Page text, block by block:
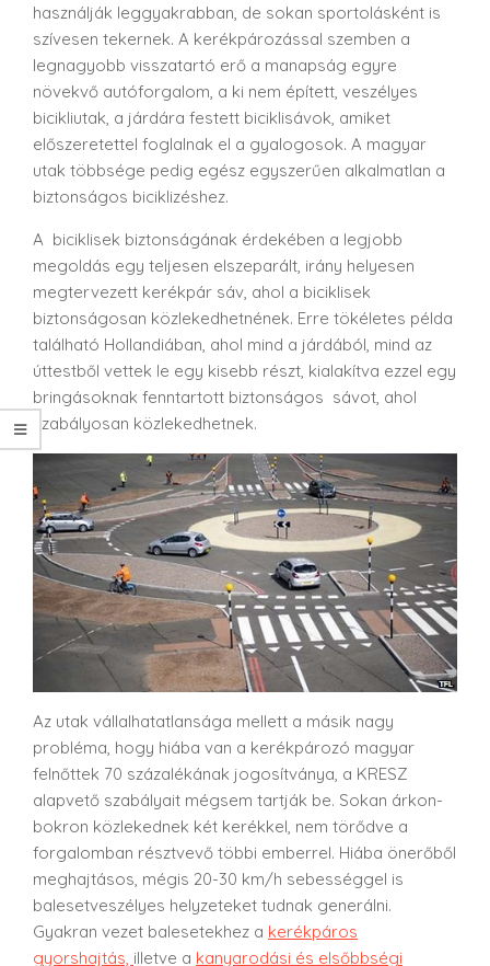
használják leggyakrabban, de sokan sportolásként is
szívesen tekernek. A kerékpározással szemben a
legnagyobb visszatartó erő a manapság egyre
növekvő autóforgalom, a ki nem épített, veszélyes
bicikliutak, a járdára festett biciklisávok, amiket
előszeretettel foglalnak el a gyalogosok. A magyar
utak többsége pedig egész egyszerűen alkalmatlan a
biztonságos biciklizéshez.
A biciklisek biztonságának érdekében a legjobb
megoldás egy teljesen elszeparált, irány helyesen
megtervezett kerékpár sáv, ahol a biciklisek
biztonságosan közlekedhetnének. Erre tökéletes példa
található Hollandiában, ahol mind a járdából, mind az
úttestből vettek le egy kisebb részt, kialakítva ezzel egy
bringásoknak fenntartott biztonságos sávot, ahol
szabályosan közlekedhetnek.
Az utak vállalhatatlansága mellett a másik nagy
probléma, hogy hiába van a kerékpározó magyar
felnőttek 70 százalékának jogosítványa, a KRESZ
alapvető szabályait mégsem tartják be. Sokan árkon-
bokron közlekednek két kerékkel, nem törődve a
forgalomban résztvevő többi emberrel. Hiába önerőből
meghajtásos, mégis 20-30 km/h sebességgel is
balesetveszélyes helyzeteket tudnak generálni.
Gyakran vezet balesetekhez a kerékpáros
gyorshajtás, illetve a kanyarodási és elsőbbségi